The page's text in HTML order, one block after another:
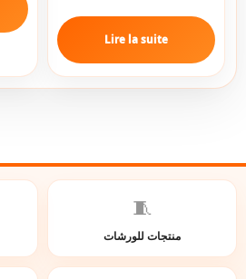
Lire la suite
🧵
منتجات للورشات